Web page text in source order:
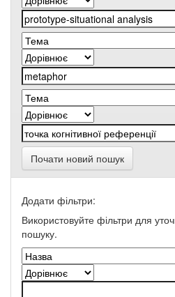
Почати новий пошук
Додати фільтри:
Використовуйте фільтри для
пошуку.